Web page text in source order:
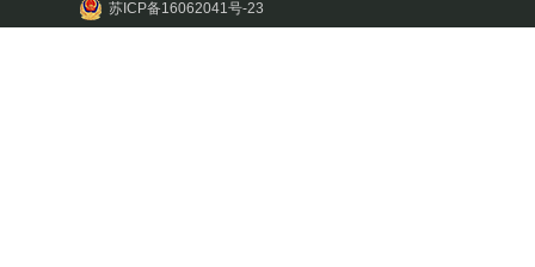
苏ICP备16062041号-23